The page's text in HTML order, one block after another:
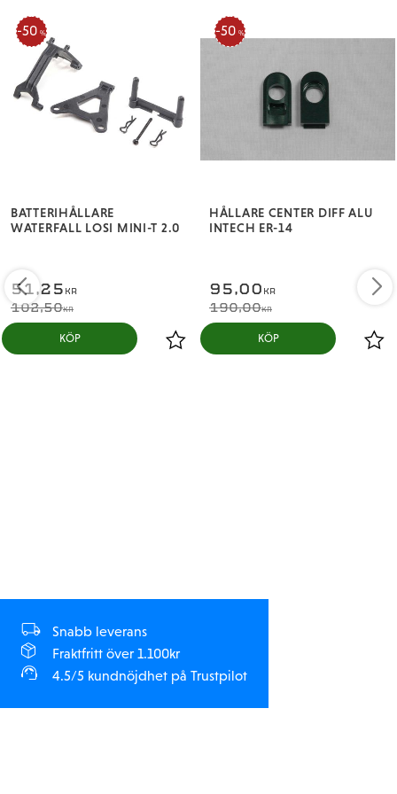
BATTERIHÅLLARE
WATERFALL LOSI MINI-T 2.0
51,25 KR
102,50KR
50 %
KÖP
HÅLLARE CENTER DIFF ALU
INTECH ER-14
95,00 KR
190,00KR
50 %
KÖP
Snabb leverans
Fraktfritt över 1.100kr
4.5/5 kundnöjdhet på Trustpilot